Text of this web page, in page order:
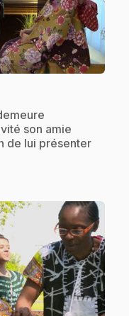
son amie
de lui présenter